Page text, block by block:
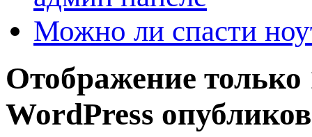
Можно ли спасти
Отображение только
WordPress